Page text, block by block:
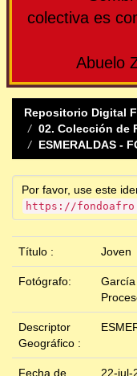
colectiva es
Abuelo
Repositorio Digital
02. Colección de
ESMERALDAS -
Por favor, use este
https://
Título : Joven
Fotógrafo:
García
Descriptor
Geográfico :
Fecha de
22-jul-